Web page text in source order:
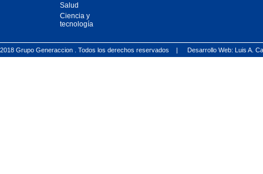
Salud
Ciencia y
tecnología
2018 Grupo Generaccion . Todos los derechos reservados | Desarrollo Web: Luis